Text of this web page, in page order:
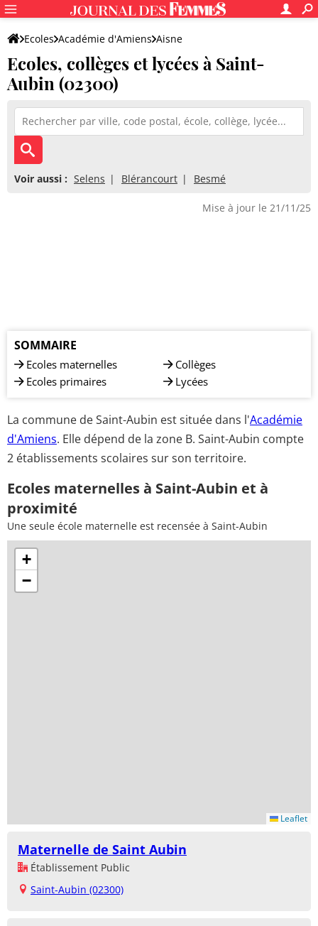
Ecoles Académie d'Amiens Aisne
Ecoles, collèges et lycées à Saint-
Aubin (02300)
Voir aussi : Selens Blérancourt Besmé
Mise à jour le 21/11/25
SOMMAIRE
Ecoles maternelles
Ecoles primaires
Collèges
Lycées
La commune de Saint-Aubin est située dans l'Académie
d'Amiens. Elle dépend de la zone B. Saint-Aubin compte
2 établissements scolaires sur son territoire.
Ecoles maternelles à Saint-Aubin et à
proximité
Une seule école maternelle est recensée à Saint-Aubin
+
−
Leaflet
Maternelle de Saint Aubin
Établissement Public
Saint-Aubin (02300)